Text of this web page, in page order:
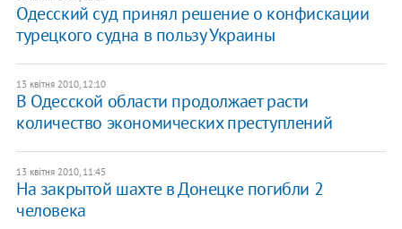
Одесский суд принял решение о конфискации
турецкого судна в пользу Украины
13 квітня 2010, 12:10
В Одесской области продолжает расти
количество экономических преступлений
13 квітня 2010, 11:45
На закрытой шахте в Донецке погибли 2
человека